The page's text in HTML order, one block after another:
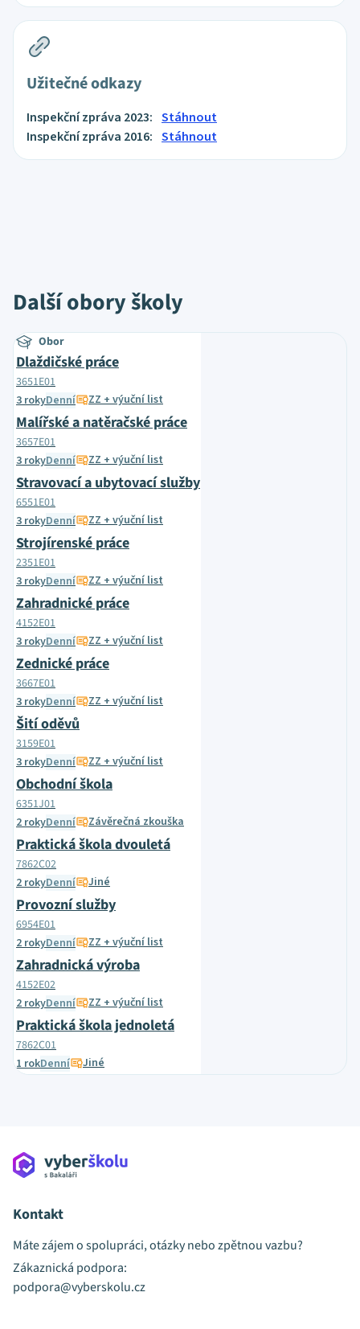
Užitečné odkazy
Inspekční zpráva 2023: Stáhnout
Inspekční zpráva 2016: Stáhnout
Další obory školy
Obor
Dlaždičské práce
3651E01
3 rokyDenní ZZ + výuční list
Malířské a natěračské práce
3657E01
3 rokyDenní ZZ + výuční list
Stravovací a ubytovací služby
6551E01
3 rokyDenní ZZ + výuční list
Strojírenské práce
2351E01
3 rokyDenní ZZ + výuční list
Zahradnické práce
4152E01
3 rokyDenní ZZ + výuční list
Zednické práce
3667E01
3 rokyDenní ZZ + výuční list
Šití oděvů
3159E01
3 rokyDenní ZZ + výuční list
Obchodní škola
6351J01
2 rokyDenní Závěrečná zkouška
Praktická škola dvouletá
7862C02
2 rokyDenní Jiné
Provozní služby
6954E01
2 rokyDenní ZZ + výuční list
Zahradnická výroba
4152E02
2 rokyDenní ZZ + výuční list
Praktická škola jednoletá
7862C01
1 rokDenní Jiné
Kontakt
Máte zájem o spolupráci, otázky nebo zpětnou vazbu?
Zákaznická podpora:
podpora@vyberskolu.cz